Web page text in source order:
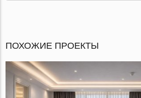
ПОХОЖИЕ ПРОЕКТЫ